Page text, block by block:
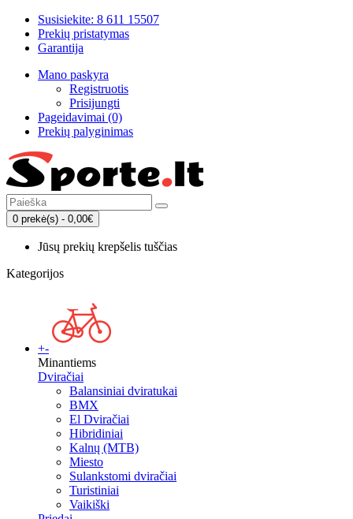
Susisiekite: 8 611 15507
Prekių pristatymas
Garantija
Mano paskyra
Registruotis
Prisijungti
Pageidavimai (0)
Prekių palyginimas
0 prekė(s) - 0,00€
Jūsų prekių krepšelis tuščias
Kategorijos
+-
Minantiems
Dviračiai
Balansiniai dviratukai
BMX
El Dviračiai
Hibridiniai
Kalnų (MTB)
Miesto
Sulankstomi dviračiai
Turistiniai
Vaikiški